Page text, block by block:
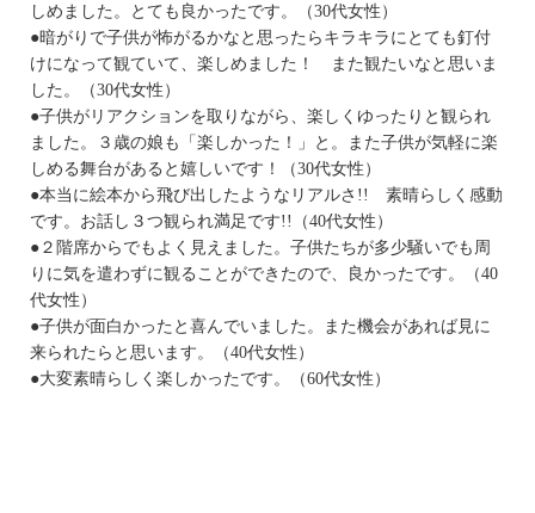
しめました。とても良かったです。（30代女性）
●暗がりで子供が怖がるかなと思ったらキラキラにとても釘付
けになって観ていて、楽しめました！ また観たいなと思いま
した。（30代女性）
●子供がリアクションを取りながら、楽しくゆったりと観られ
ました。３歳の娘も「楽しかった！」と。また子供が気軽に楽
しめる舞台があると嬉しいです！（30代女性）
●本当に絵本から飛び出したようなリアルさ!! 素晴らしく感動
です。お話し３つ観られ満足です!!（40代女性）
●２階席からでもよく見えました。子供たちが多少騒いでも周
りに気を遣わずに観ることができたので、良かったです。（40
代女性）
●子供が面白かったと喜んでいました。また機会があれば見に
来られたらと思います。（40代女性）
●大変素晴らしく楽しかったです。（60代女性）